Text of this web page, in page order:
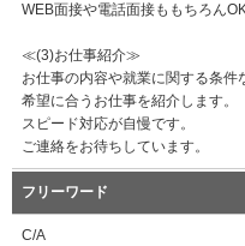
WEB面接や電話面接ももちろんOK
≪(3)お仕事紹介≫
お仕事の内容や就業に関する条件
希望に合うお仕事を紹介します。
スピード対応が自慢です。
ご連絡をお待ちしています。
フリーワード
C/A